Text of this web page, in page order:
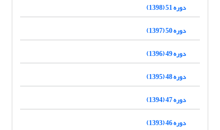
دوره 51 (1398)
دوره 50 (1397)
دوره 49 (1396)
دوره 48 (1395)
دوره 47 (1394)
دوره 46 (1393)